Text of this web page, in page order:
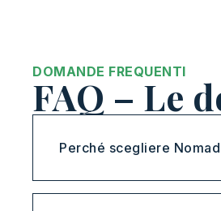
DOMANDE FREQUENTI
FAQ – Le
Perché scegliere